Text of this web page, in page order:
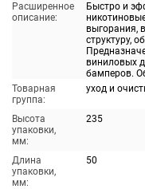
Расширенное
описание:
Быстро и
выгорания,
структуру,
виниловых
бамперов.
Товарная
группа:
уход и
Высота
упаковки,
мм:
235
Длина
упаковки,
мм:
50